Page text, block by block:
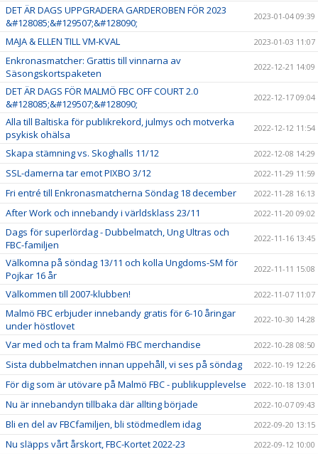
DET ÄR DAGS UPPGRADERA GARDEROBEN FÖR 2023
&#128085;&#129507;&#128090;
2023-01-04 09:39
MAJA & ELLEN TILL VM-KVAL 2023-01-03 11:07
Enkronasmatcher: Grattis till vinnarna av
Säsongskortspaketen
2022-12-21 14:09
DET ÄR DAGS FÖR MALMÖ FBC OFF COURT 2.0
&#128085;&#129507;&#128090;
2022-12-17 09:04
Alla till Baltiska för publikrekord, julmys och motverka
psykisk ohälsa
2022-12-12 11:54
Skapa stämning vs. Skoghalls 11/12 2022-12-08 14:29
SSL-damerna tar emot PIXBO 3/12 2022-11-29 11:59
Fri entré till Enkronasmatcherna Söndag 18 december 2022-11-28 16:13
After Work och innebandy i världsklass 23/11 2022-11-20 09:02
Dags för superlördag - Dubbelmatch, Ung Ultras och
FBC-familjen
2022-11-16 13:45
Välkomna på söndag 13/11 och kolla Ungdoms-SM för
Pojkar 16 år
2022-11-11 15:08
Välkommen till 2007-klubben! 2022-11-07 11:07
Malmö FBC erbjuder innebandy gratis för 6-10 åringar
under höstlovet
2022-10-30 14:28
Var med och ta fram Malmö FBC merchandise 2022-10-28 08:50
Sista dubbelmatchen innan uppehåll, vi ses på söndag 2022-10-19 12:26
För dig som är utövare på Malmö FBC - publikupplevelse 2022-10-18 13:01
Nu är innebandyn tillbaka där allting började 2022-10-07 09:43
Bli en del av FBCfamiljen, bli stödmedlem idag 2022-09-20 13:15
Nu släpps vårt årskort, FBC-Kortet 2022-23 2022-09-12 10:00